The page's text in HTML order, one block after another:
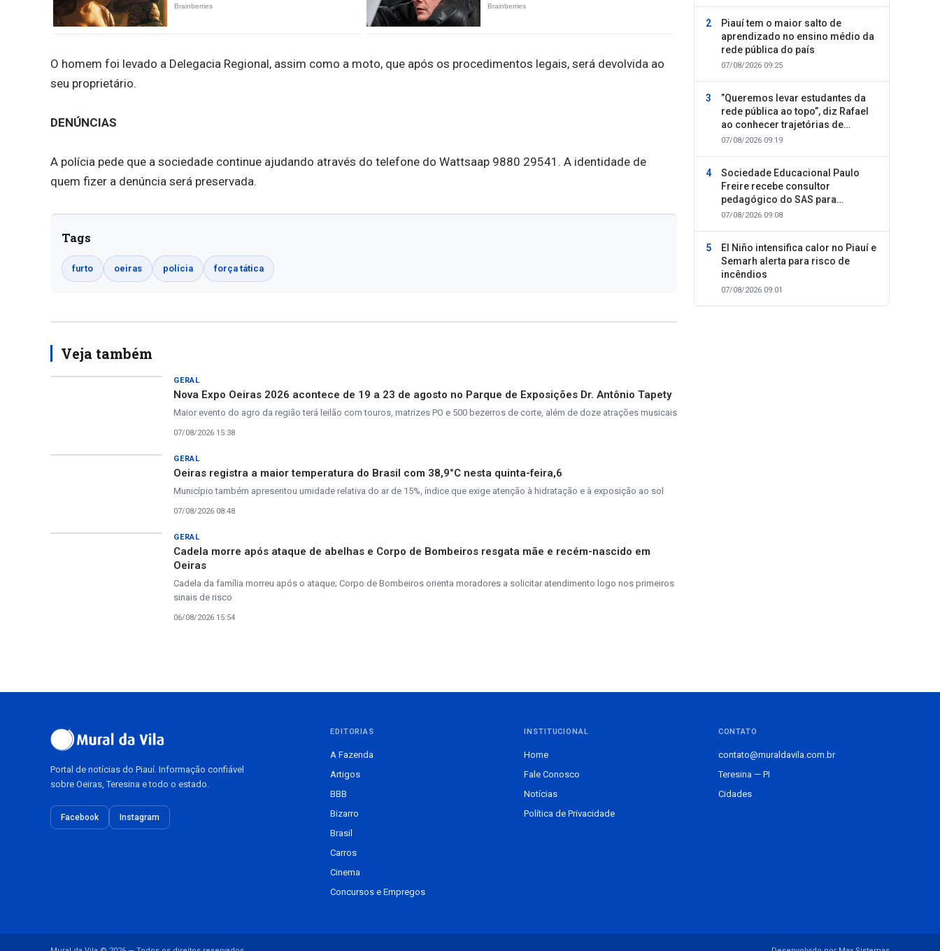
O homem foi levado a Delegacia Regional, assim como a moto, que após os procedimentos legais, será devolvida ao
seu proprietário.
DENÚNCIAS
A polícia pede que a sociedade continue ajudando através do telefone do Wattsaap 9880 29541. A identidade de
quem fizer a denúncia será preservada.
Tags
furto oeiras polícia força tática
Veja também
GERAL
Nova Expo Oeiras 2026 acontece de 19 a 23 de agosto no Parque de Exposições Dr. Antônio Tapety
Maior evento do agro da região terá leilão com touros, matrizes PO e 500 bezerros de corte, além de doze atrações musicais
07/08/2026 15:38
GERAL
Oeiras registra a maior temperatura do Brasil com 38,9°C nesta quinta-feira,6
Município também apresentou umidade relativa do ar de 15%, índice que exige atenção à hidratação e à exposição ao sol
07/08/2026 08:48
GERAL
Cadela morre após ataque de abelhas e Corpo de Bombeiros resgata mãe e recém-nascido em
Oeiras
Cadela da família morreu após o ataque; Corpo de Bombeiros orienta moradores a solicitar atendimento logo nos primeiros
sinais de risco
06/08/2026 15:54
Piauí tem o maior salto de
aprendizado no ensino médio da
rede pública do país
07/08/2026 09:25
”Queremos levar estudantes da
rede pública ao topo”, diz Rafael
ao conhecer trajetórias de
sucesso
07/08/2026 09:19
Sociedade Educacional Paulo
Freire recebe consultor
pedagógico do SAS para
planejamento do segundo
07/08/2026 09:08
El Niño intensifica calor no Piauí e
Semarh alerta para risco de
incêndios
07/08/2026 09:01
Portal de notícias do Piauí. Informação confiável
sobre Oeiras, Teresina e todo o estado.
Facebook Instagram
EDITORIAS
A Fazenda
Artigos
BBB
Bizarro
Brasil
Carros
Cinema
Concursos e Empregos
INSTITUCIONAL
Home
Fale Conosco
Notícias
Política de Privacidade
CONTATO
contato@muraldavila.com.br
Teresina — PI
Cidades